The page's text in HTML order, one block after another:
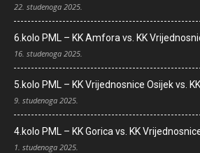
22. studenoga 2025.
6.kolo PML – KK Amfora vs. KK
16. studenoga 2025.
5.kolo PML – KK Vrijednosnice Osijek vs.
9. studenoga 2025.
4.kolo PML – KK Gorica vs. KK
1. studenoga 2025.